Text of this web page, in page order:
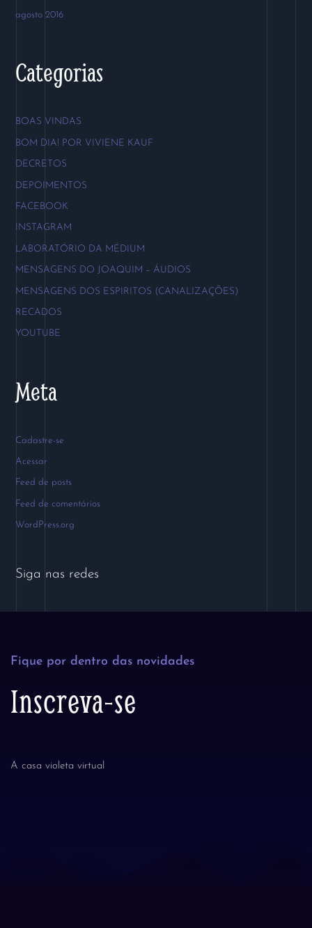
agosto 2016
Categorias
BOAS VINDAS
BOM DIA! POR VIVIENE KAUF
DECRETOS
DEPOIMENTOS
FACEBOOK
INSTAGRAM
LABORATÓRIO DA MÉDIUM
MENSAGENS DO JOAQUIM – ÁUDIOS
MENSAGENS DOS ESPIRITOS (CANALIZAÇÕES)
RECADOS
YOUTUBE
Meta
Cadastre-se
Acessar
Feed de posts
Feed de comentários
WordPress.org
Siga nas redes
Fique por dentro das novidades
Inscreva-se
A casa violeta virtual